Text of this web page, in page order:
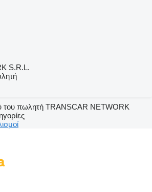
S.R.L.
του πωλητή TRANSCAR NETWORK